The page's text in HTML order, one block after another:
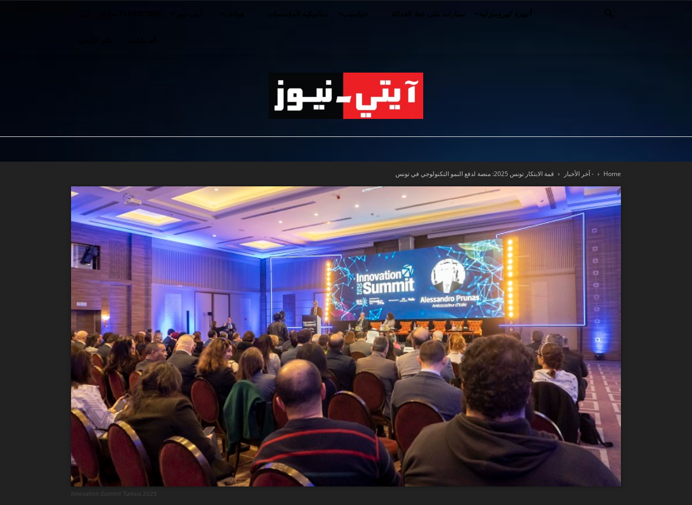
سيارات على خط الحداثة أجهزة كهرومنزلية
News
(arabic)
Home - آخر الأخبار قمة الابتكار تونس 2025: منصة لدفع النمو التكنولوجي في تونس
Innovation Summit Tunisia 2025